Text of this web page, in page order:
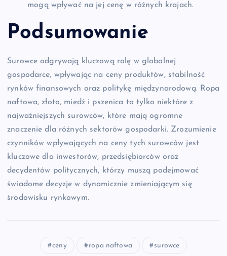
mogą wpływać na jej cenę w różnych krajach.
Podsumowanie
Surowce odgrywają kluczową rolę w globalnej
gospodarce, wpływając na ceny produktów, stabilność
rynków finansowych oraz politykę międzynarodową. Ropa
naftowa, złoto, miedź i pszenica to tylko niektóre z
najważniejszych surowców, które mają ogromne
znaczenie dla różnych sektorów gospodarki. Zrozumienie
czynników wpływających na ceny tych surowców jest
kluczowe dla inwestorów, przedsiębiorców oraz
decydentów politycznych, którzy muszą podejmować
świadome decyzje w dynamicznie zmieniającym się
środowisku rynkowym.
ceny ropa naftowa surowce